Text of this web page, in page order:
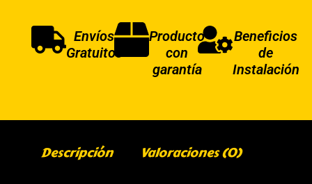
Envíos
Gratuitos
Producto
con
garantía
Beneficios
de
Instalación
Descripción Valoraciones (0)